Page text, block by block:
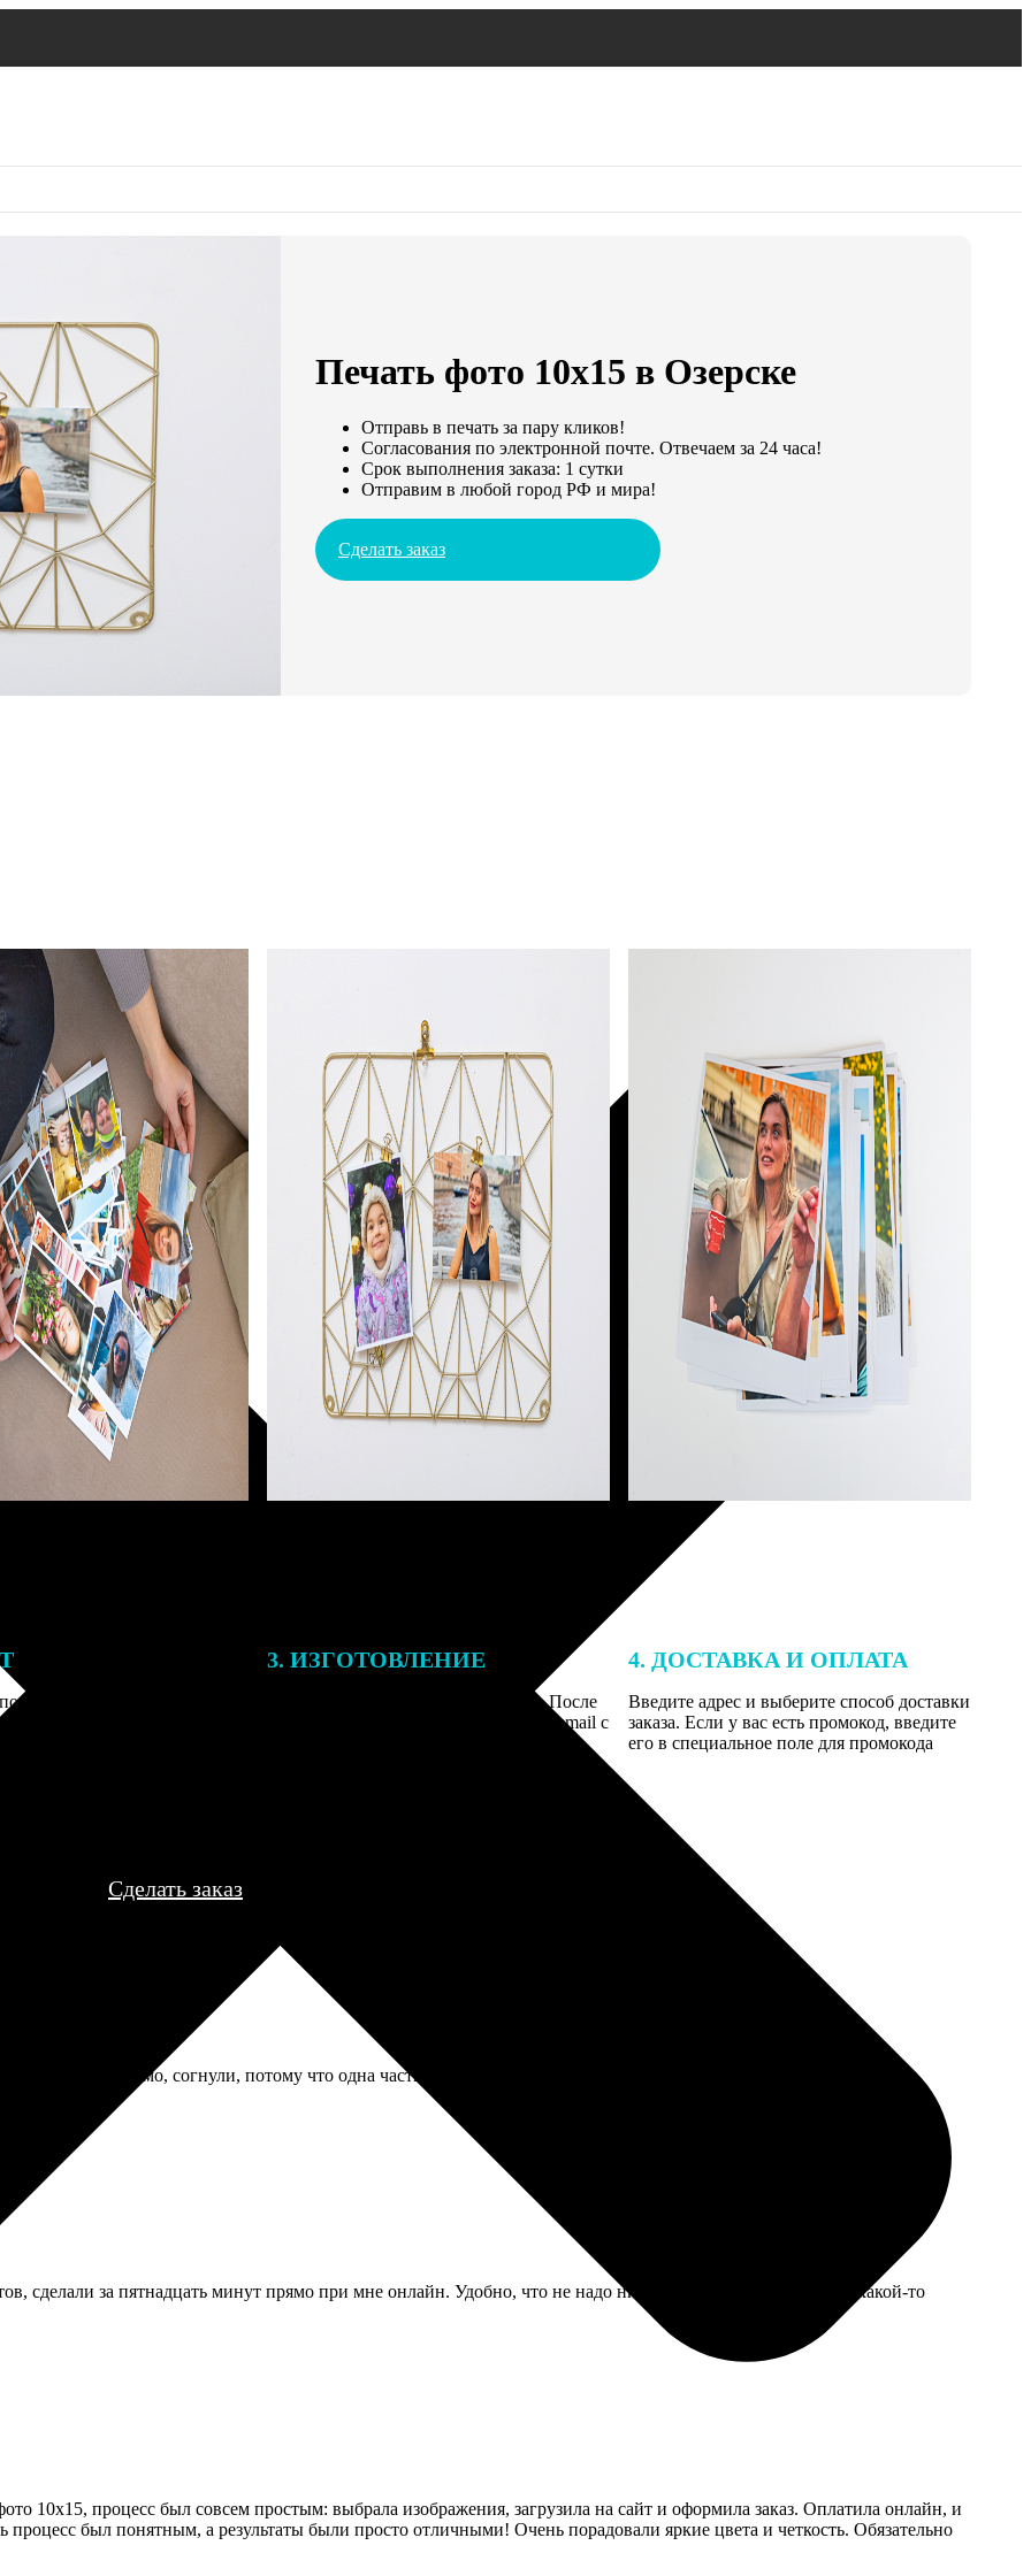
Печать фото 10х15 в Озерске
Отправь в печать за пару кликов!
Согласования по электронной почте. Отвечаем за 24 часа!
Срок выполнения заказа: 1 сутки
Отправим в любой город РФ и мира!
Сделать заказ
заказа к печати
могут связаться с Вами
телефону или email для
деталей.
3. ИЗГОТОВЛЕНИЕ
Оплатите заказ банковской картой. После
оплаты получите подтверждение на email с
описанием заказа. Когда отправим заказ
4. ДОСТАВКА И ОПЛАТА
Введите адрес и выберите способ доставки
заказа. Если у вас есть промокод, введите
его в специальное поле для промокода
Сделать заказ
его, видимо, согнули, потому что одна часть немного вогнулась. Расправил руками, вроде норм, но осадок
сделали за пятнадцать минут прямо при мне онлайн. Удобно, что не надо никуда ехать, но сканер у них какой-то
10х15, процесс был совсем простым: выбрала изображения, загрузила на сайт и оформила заказ. Оплатила онлайн, и
процесс был понятным, а результаты были просто отличными! Очень порадовали яркие цвета и четкость. Обязательно